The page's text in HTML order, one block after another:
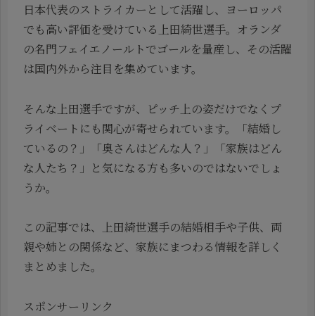
日本代表のストライカーとして活躍し、ヨーロッパ
でも高い評価を受けている上田綺世選手。オランダ
の名門フェイエノールトでゴールを量産し、その活躍
は国内外から注目を集めています。
そんな上田選手ですが、ピッチ上の姿だけでなくプ
ライベートにも関心が寄せられています。「結婚し
ているの？」「奥さんはどんな人？」「家族はどん
な人たち？」と気になる方も多いのではないでしょ
うか。
この記事では、上田綺世選手の結婚相手や子供、両
親や姉との関係など、家族にまつわる情報を詳しく
まとめました。
スポンサーリンク